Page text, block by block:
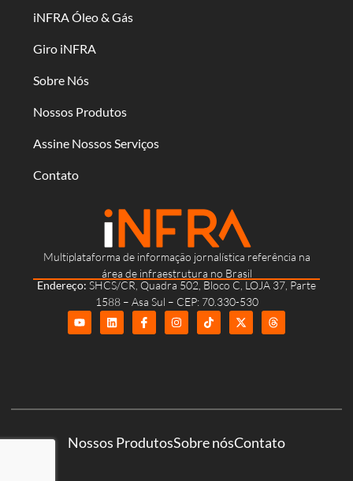
Multiplataforma de informação jornalística referência na
área de infraestrutura no Brasil
Endereço: SHCS/CR, Quadra 502, Bloco C, LOJA 37, Parte
1588 – Asa Sul – CEP: 70.330-530
iNFRA Óleo & Gás
Giro iNFRA
Sobre Nós
Nossos Produtos
Assine Nossos Serviços
Contato
Nossos ProdutosSobre nósContato